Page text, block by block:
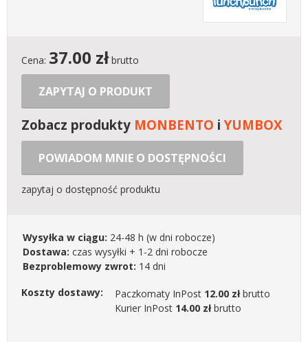
Cena: 37.00 złbrutto
ZAPYTAJ O PRODUKT
Zobacz produkty MONBENTO iYUMBOX
POWIADOM MNIE O DOSTĘPNOŚCI
zapytaj o dostępność produktu
Wysyłka w ciągu: 24-48 h (w dni robocze)
Dostawa: czas wysyłki + 1-2 dni robocze
Bezproblemowy zwrot: 14 dni
Koszty dostawy:
Paczkomaty InPost 12.00 złbrutto
Kurier InPost 14.00 złbrutto